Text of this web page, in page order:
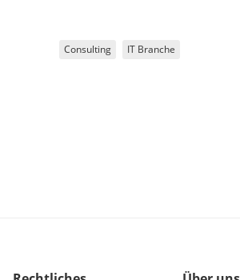
Consulting IT Branche